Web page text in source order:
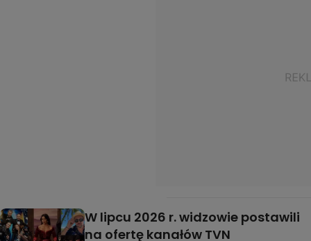
W lipcu 2026 r. widzowie postawili
na ofertę kanałów TVN